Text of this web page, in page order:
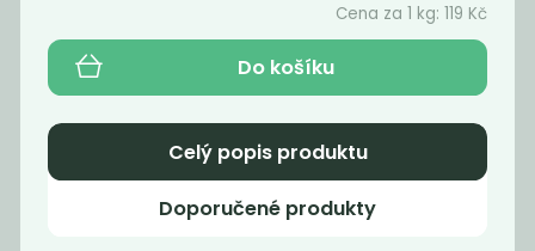
Cena za 1 kg:119 Kč
Do košíku
Celý popis produktu
Doporučené produkty